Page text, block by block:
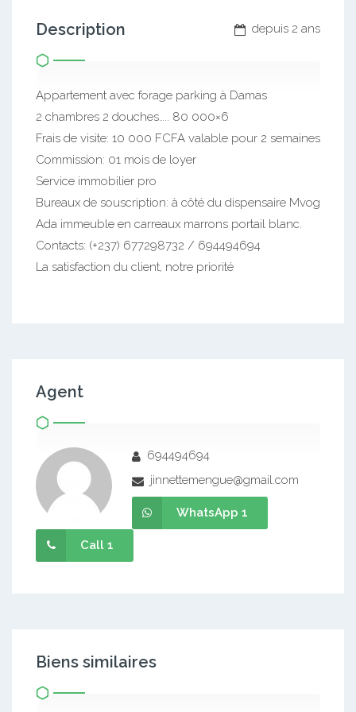
depuis 2 ans
Description
Appartement avec forage parking à Damas
2 chambres 2 douches….. 80 000×6
Frais de visite: 10 000 FCFA valable pour 2 semaines
Commission: 01 mois de loyer
Service immobilier pro
Bureaux de souscription: à côté du dispensaire Mvog
Ada immeuble en carreaux marrons portail blanc.
Contacts: (+237) 677298732 / 694494694
La satisfaction du client, notre priorité
Agent
694494694
jinnettemengue@gmail.com
WhatsApp 1
Call 1
Biens similaires